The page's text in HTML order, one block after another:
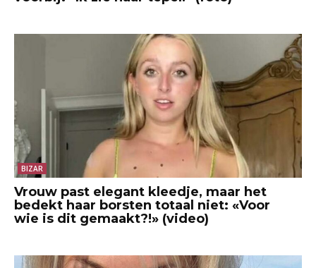
BIZAR
Vrouw past elegant kleedje, maar het
bedekt haar borsten totaal niet: «Voor
wie is dit gemaakt?!» (video)